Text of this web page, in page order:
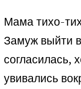
Мама тихо-
Замуж выйти
согласилась,
увивались